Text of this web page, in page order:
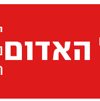
האדום